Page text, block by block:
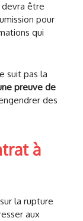
être
pour
qui
suit pas la
preuve de
des
à
la rupture
aux